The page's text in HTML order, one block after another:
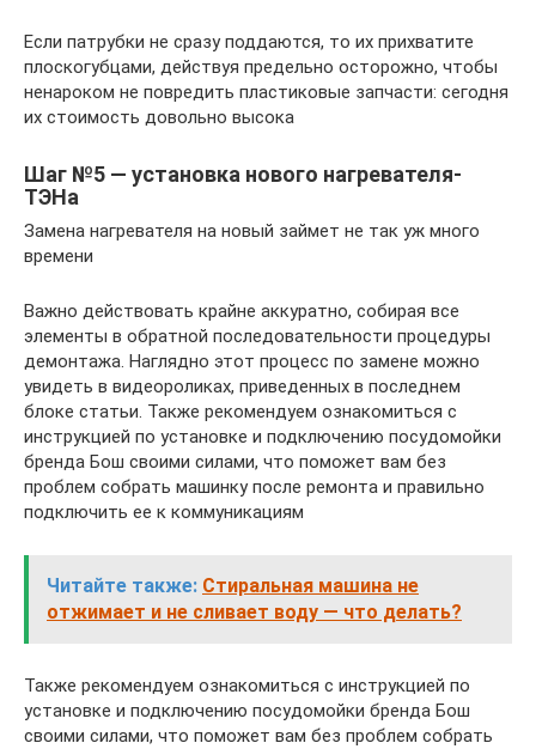
Если патрубки не сразу поддаются, то их прихватите
плоскогубцами, действуя предельно осторожно, чтобы
ненароком не повредить пластиковые запчасти: сегодня
их стоимость довольно высока
Шаг №5 — установка нового нагревателя-
ТЭНа
Замена нагревателя на новый займет не так уж много
времени
Важно действовать крайне аккуратно, собирая все
элементы в обратной последовательности процедуры
демонтажа. Наглядно этот процесс по замене можно
увидеть в видеороликах, приведенных в последнем
блоке статьи. Также рекомендуем ознакомиться с
инструкцией по установке и подключению посудомойки
бренда Бош своими силами, что поможет вам без
проблем собрать машинку после ремонта и правильно
подключить ее к коммуникациям
Читайте также: Стиральная машина не
отжимает и не сливает воду — что делать?
Также рекомендуем ознакомиться с инструкцией по
установке и подключению посудомойки бренда Бош
своими силами, что поможет вам без проблем собрать